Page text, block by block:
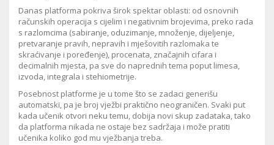
Danas platforma pokriva širok spektar oblasti: od osnovnih
računskih operacija s cijelim i negativnim brojevima, preko rada
s razlomcima (sabiranje, oduzimanje, množenje, dijeljenje,
pretvaranje pravih, nepravih i mješovitih razlomaka te
skraćivanje i poređenje), procenata, značajnih cifara i
decimalnih mjesta, pa sve do naprednih tema poput limesa,
izvoda, integrala i stehiometrije.
Posebnost platforme je u tome što se zadaci generišu
automatski, pa je broj vježbi praktično neograničen. Svaki put
kada učenik otvori neku temu, dobija novi skup zadataka, tako
da platforma nikada ne ostaje bez sadržaja i može pratiti
učenika koliko god mu vježbanja treba.